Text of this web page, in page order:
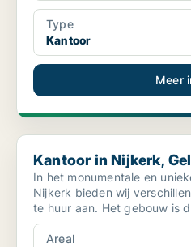
Type
Kantoor
Meer
Kantoor in Nijkerk, Gelderland
Kantoor in Nijkerk,
In het monumentale en
Nijkerk bieden wij
te huur aan. Het gebouw is
repre...
Areal